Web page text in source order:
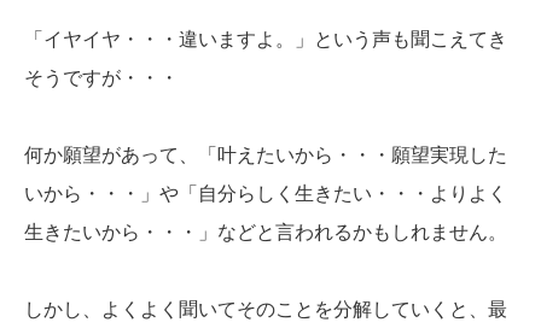
「イヤイヤ・・・違いますよ。」という声も聞こえてき
そうですが・・・
何か願望があって、「叶えたいから・・・願望実現した
いから・・・」や「自分らしく生きたい・・・よりよく
生きたいから・・・」などと言われるかもしれません。
しかし、よくよく聞いてそのことを分解していくと、最